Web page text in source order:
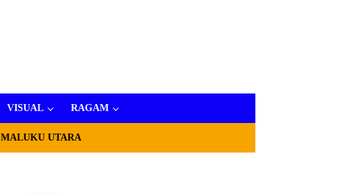
VISUAL RAGAM
MALUKU UTARA